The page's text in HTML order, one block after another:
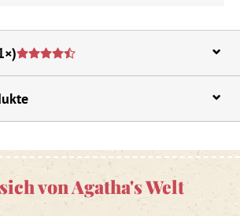
von Agatha's Welt